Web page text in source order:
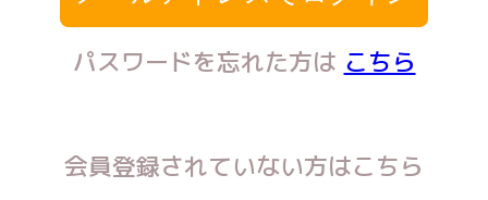
パスワードを忘れた方は こちら
会員登録されていない方はこちら